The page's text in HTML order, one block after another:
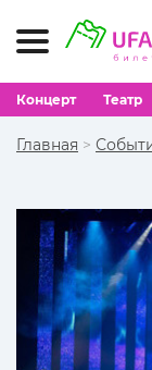
Концерт Театр
Главная >